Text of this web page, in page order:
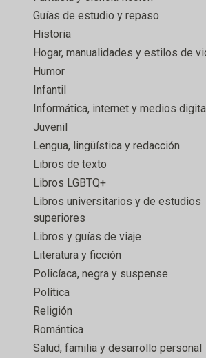
Guías de estudio y repaso
Historia
Hogar, manualidades y estilos de
Humor
Infantil
Informática, internet y medios
Juvenil
Lengua, lingüística y redacción
Libros de texto
Libros LGBTQ+
Libros universitarios y de estudios
superiores
Libros y guías de viaje
Literatura y ficción
Policíaca, negra y suspense
Política
Religión
Romántica
Salud, familia y desarrollo personal